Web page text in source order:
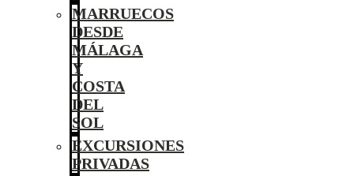
MARRUECOS
DESDE
MÁLAGA
Y
COSTA
DEL
SOL
EXCURSIONES
PRIVADAS